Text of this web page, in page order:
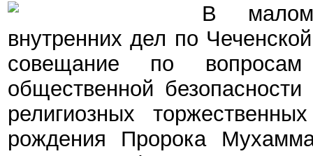
В малом
внутренних дел по
совещание по
общественной
религиозных
рождения Пророка